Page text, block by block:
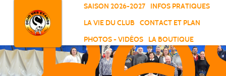
SAISON 2026-2027
INFOS PRATIQUES
LA VIE DU CLUB
CONTACT ET PLAN
PHOTOS - VIDÉOS
LA BOUTIQUE
Panneau de gestion des cookies